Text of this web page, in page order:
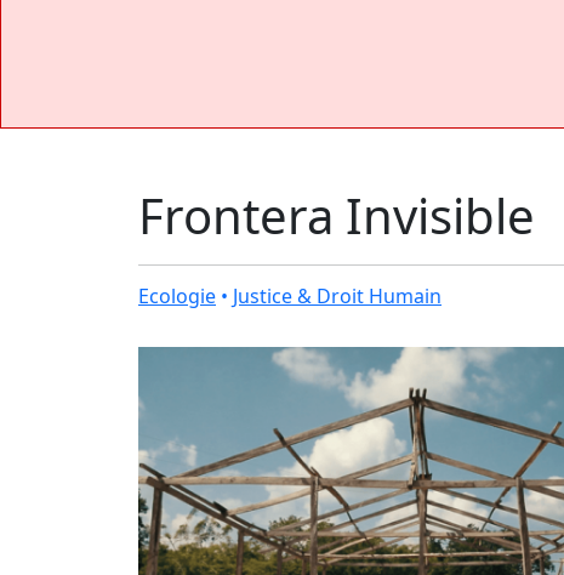
Frontera Invisible
Ecologie • Justice & Droit Humain